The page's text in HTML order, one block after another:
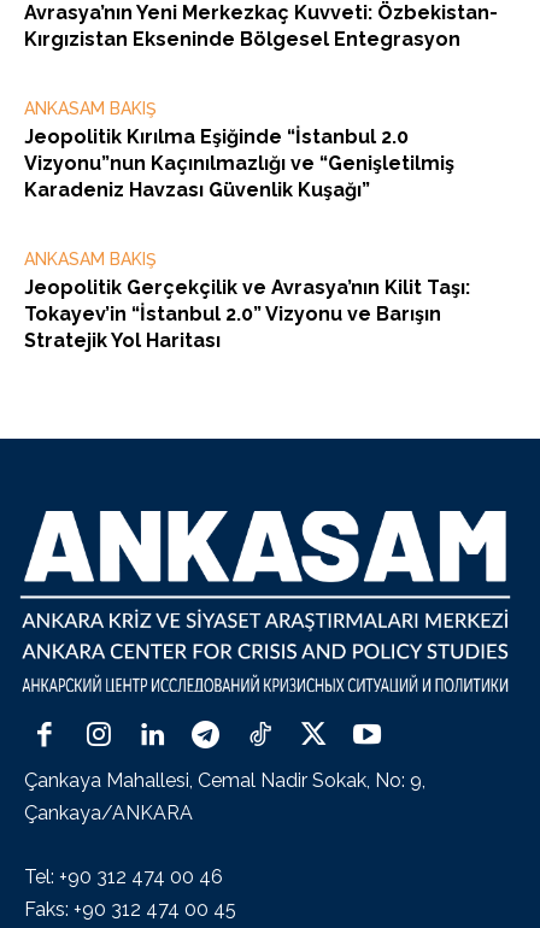
Avrasya’nın Yeni Merkezkaç Kuvveti: Özbekistan-
Kırgızistan Ekseninde Bölgesel Entegrasyon
ANKASAM BAKIŞ
Jeopolitik Kırılma Eşiğinde “İstanbul 2.0
Vizyonu”nun Kaçınılmazlığı ve “Genişletilmiş
Karadeniz Havzası Güvenlik Kuşağı”
ANKASAM BAKIŞ
Jeopolitik Gerçekçilik ve Avrasya’nın Kilit Taşı:
Tokayev’in “İstanbul 2.0” Vizyonu ve Barışın
Stratejik Yol Haritası
Çankaya Mahallesi, Cemal Nadir Sokak, No: 9,
Çankaya/ANKARA
Tel: +90 312 474 00 46
Faks: +90 312 474 00 45